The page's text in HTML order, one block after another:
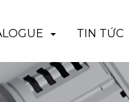
TIN TỨC